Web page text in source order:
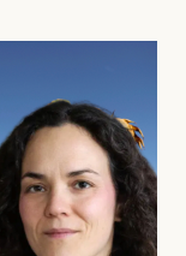
”Livet i sig